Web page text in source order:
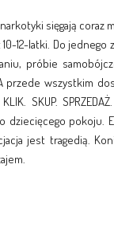
sięgają coraz
12-latki. Do
próbie
przede wszystkim
SKUP.
dziecięcego pokoju.
jest tragedią.